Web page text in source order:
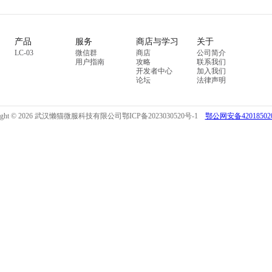
产品
LC-03
服务
微信群
用户指南
商店与学习
商店
攻略
开发者中心
论坛
关于
公司简介
联系我们
加入我们
法律声明
© 2026 武汉懒猫微服科技有限公司鄂ICP备2023030520号-1 鄂公网安备